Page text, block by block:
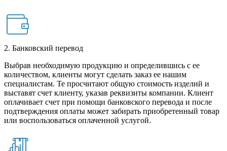
2. Банковский перевод
Выбрав необходимую продукцию и определившись с ее
количеством, клиенты могут сделать заказ ее нашим
специалистам. Те просчитают общую стоимость изделий и
выставят счет клиенту, указав реквизиты компании. Клиент
оплачивает счет при помощи банковского перевода и после
подтверждения оплаты может забирать приобретенный товар
или воспользоваться оплаченной услугой.